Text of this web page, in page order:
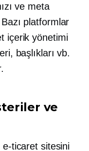
ve meta
Bazı platformlar
içerik yönetimi
başlıkları vb.
ve
e-ticaret sitesini